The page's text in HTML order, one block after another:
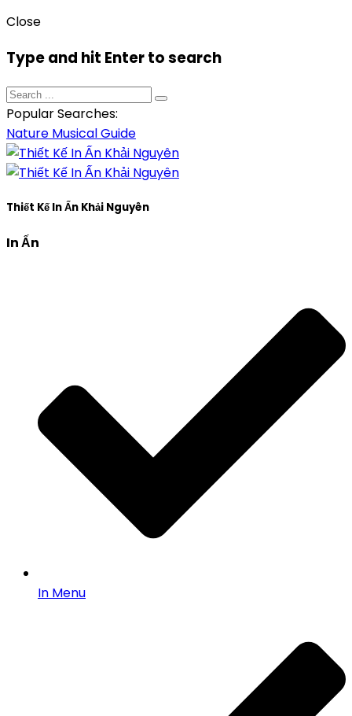
Close
Type and hit Enter to search
Popular Searches:
Nature MusicalGuide
Thiết Kế In Ấn Khải Nguyên
In Ấn
In Menu